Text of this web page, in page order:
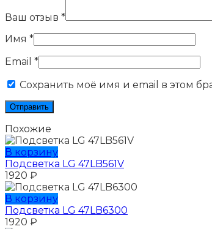
Ваш отзыв *
Имя *
Email *
Сохранить моё имя и email в этом
Похожие
В корзину
Подсветка LG 47LB561V
1920 ₽
В корзину
Подсветка LG 47LB6300
1920 ₽